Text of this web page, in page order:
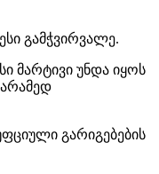
გამჭვირვალე.
მარტივი უნდა იყოს
გარიგებების